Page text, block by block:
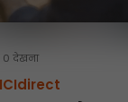
0 देखना